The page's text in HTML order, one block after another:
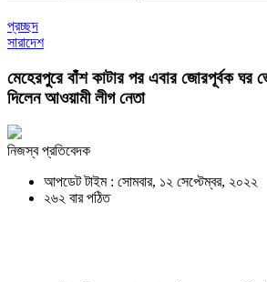
প্রচ্ছদ
সারাদেশ
মেহেরপুরে বাঁশ কাটার পর এবার জোরপূর্বক ঘর
দিলেন আওয়ামী লীগ নেতা
নিজস্ব প্রতিবেদক
আপডেট টাইম : সোমবার, ১২ সেপ্টেম্বর, ২০২২
২৬২ বার পঠিত